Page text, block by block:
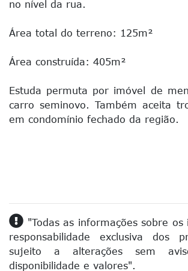
no nível da rua.
Área total do terreno: 125m²
Área construída: 405m²
Estuda permuta por imóvel de
carro seminovo. Também aceita
em condomínio fechado da região.
"Todas as informações sobre os
responsabilidade exclusiva dos
sujeito a alterações sem
disponibilidade e valores".